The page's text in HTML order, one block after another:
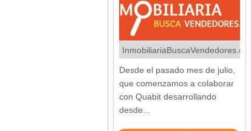
InmobiliariaBuscaVendedores.com
Desde el pasado mes de julio,
que comenzamos a colaborar
con Quabit desarrollando
desde...